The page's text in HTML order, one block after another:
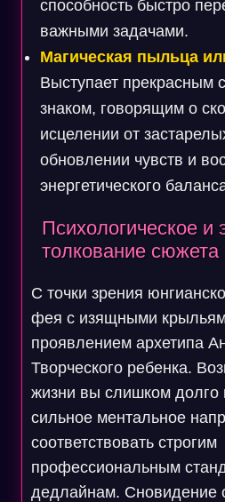
способность быстро
важными задачами.
Магическая пыльца
Выступает прекрасным
знаком, говорящим о
исцелении от
обновлении чувств и
энергетического
Психологическое и
толкование сюжета
С точки зрения
фея с изящными
проявлением архетипа
Творческого ребенка.
жизни вы слишком долго
сильное ментальное
соответствовать строгим
профессиональным
дедлайнам. Сновидение